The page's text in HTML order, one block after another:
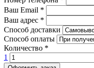
Ваш Email *
Ваш адрес *
Способ доставки
Способ оплаты
Количество *
1